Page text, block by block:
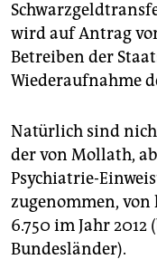
wird auf Antrag
Betreiben der
Wiederaufnahme
Natürlich sind
der von Mollath,
Psychiatrie-
zugenommen, von
6.750 im Jahr
Bundesländer).